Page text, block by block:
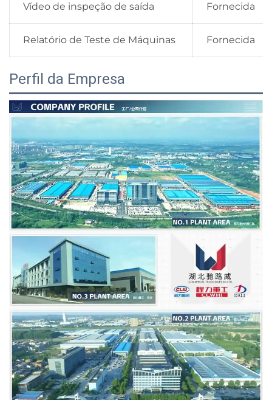
Vídeo de inspeção de saída Fornecida
Relatório de Teste de Máquinas Fornecida
Perfil da Empresa